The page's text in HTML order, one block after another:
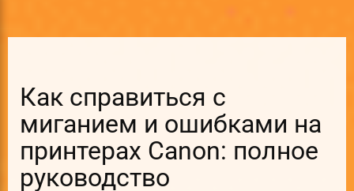
Как справиться с
миганием и ошибками на
принтерах Canon: полное
руководство